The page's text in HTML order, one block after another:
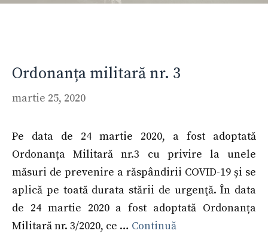
Ordonanța militară nr. 3
martie 25, 2020
Pe data de 24 martie 2020, a fost adoptată
Ordonanța Militară nr.3 cu privire la unele
măsuri de prevenire a răspândirii COVID-19 și se
aplică pe toată durata stării de urgenţă. În data
de 24 martie 2020 a fost adoptată Ordonanța
Militară nr. 3/2020, ce … Continuă